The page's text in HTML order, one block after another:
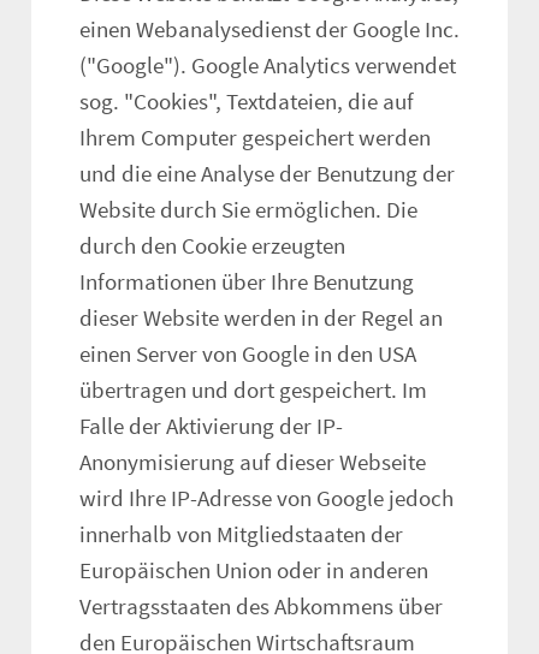
einen Webanalysedienst der Google Inc.
("Google"). Google Analytics verwendet
sog. "Cookies", Textdateien, die auf
Ihrem Computer gespeichert werden
und die eine Analyse der Benutzung der
Website durch Sie ermöglichen. Die
durch den Cookie erzeugten
Informationen über Ihre Benutzung
dieser Website werden in der Regel an
einen Server von Google in den USA
übertragen und dort gespeichert. Im
Falle der Aktivierung der IP-
Anonymisierung auf dieser Webseite
wird Ihre IP-Adresse von Google jedoch
innerhalb von Mitgliedstaaten der
Europäischen Union oder in anderen
Vertragsstaaten des Abkommens über
den Europäischen Wirtschaftsraum